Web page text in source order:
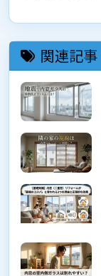
関連記事